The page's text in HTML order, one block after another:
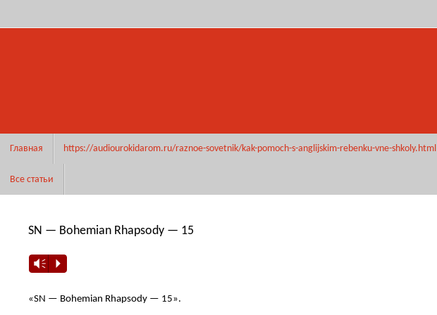
к
Главная https://audiourokidarom.ru/raznoe-sovetnik/kak-pomoch-s-anglijskim-rebenku-vne-shkoly.html
Все статьи
SN — Bohemian Rhapsody — 15
Vm P
«SN — Bohemian Rhapsody — 15».